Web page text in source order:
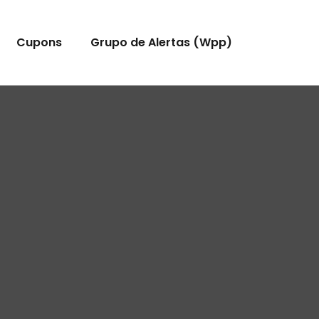
Cupons Grupo de Alertas (Wpp)